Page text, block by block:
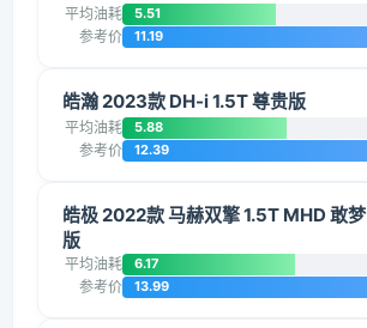
平均油耗 5.51
参考价 11.19
皓瀚 2023款 DH-i 1.5T 尊贵版
平均油耗 5.88
参考价 12.39
皓极 2022款 马赫双擎 1.5T MHD 敢梦
版
平均油耗 6.17
参考价 13.99